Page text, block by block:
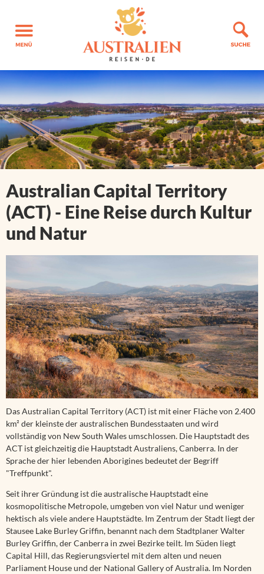
Australian Capital Territory
(ACT) - Eine Reise durch Kultur
und Natur
Das Australian Capital Territory (ACT) ist mit einer Fläche von 2.400
km² der kleinste der australischen Bundesstaaten und wird
vollständig von New South Wales umschlossen. Die Hauptstadt des
ACT ist gleichzeitig die Hauptstadt Australiens, Canberra. In der
Sprache der hier lebenden Aborigines bedeutet der Begriff
"Treffpunkt".
Seit ihrer Gründung ist die australische Hauptstadt eine
kosmopolitische Metropole, umgeben von viel Natur und weniger
hektisch als viele andere Hauptstädte. Im Zentrum der Stadt liegt der
Stausee Lake Burley Griffin, benannt nach dem Stadtplaner Walter
Burley Griffin, der Canberra in zwei Bezirke teilt. Im Süden liegt
Capital Hill, das Regierungsviertel mit dem alten und neuen
Parliament House und der National Gallery of Australia. Im Norden